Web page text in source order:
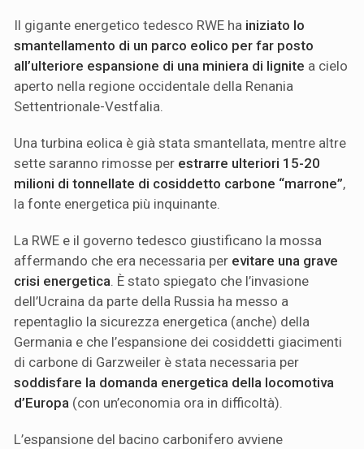
Il gigante energetico tedesco RWE ha iniziato lo
smantellamento di un parco eolico per far posto
all’ulteriore espansione di una miniera di lignite a cielo
aperto nella regione occidentale della Renania
Settentrionale-Vestfalia.
Una turbina eolica è già stata smantellata, mentre altre
sette saranno rimosse per estrarre ulteriori 15-20
milioni di tonnellate di cosiddetto carbone “marrone”,
la fonte energetica più inquinante.
La RWE e il governo tedesco giustificano la mossa
affermando che era necessaria per evitare una grave
crisi energetica. È stato spiegato che l’invasione
dell’Ucraina da parte della Russia ha messo a
repentaglio la sicurezza energetica (anche) della
Germania e che l’espansione dei cosiddetti giacimenti
di carbone di Garzweiler è stata necessaria per
soddisfare la domanda energetica della locomotiva
d’Europa (con un’economia ora in difficoltà).
L’espansione del bacino carbonifero avviene